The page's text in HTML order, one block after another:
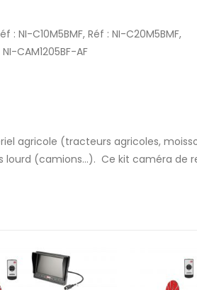
: NI-C10M5BMF, Réf : NI-C20M5BMF,
CAM1205BF-AF
agricole (tracteurs agricoles,
(camions…). Ce kit caméra de